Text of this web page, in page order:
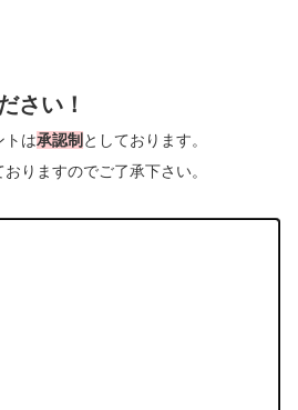
さい！
トは承認制 としております。
りますのでご了承下さい。